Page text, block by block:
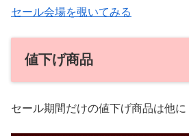
セール会場を覗いてみる
値下げ商品
セール期間だけの値下げ商品は他に